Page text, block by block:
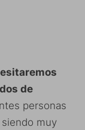
de
personas
muy